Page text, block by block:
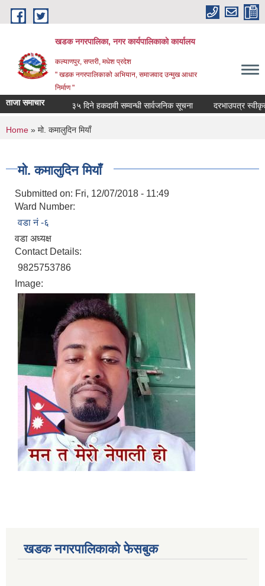
Skip to main content
खडक नगरपालिका, नगर कार्यपालिकाकाे कार्यालय
कल्याणपुर, सप्तरी, मधेश प्रदेश
" खडक नगरपालिकाको अभियान, समाजवाद उन्मुख आधार
निर्माण "
ताजा समाचार ३५ दिने हकदावी सम्वन्धी सार्वजनिक सूचना दरभाउपत्र स्वीकृत
You are here
Home » मो. कमालुदिन मियाँ
मो. कमालुदिन मियाँ
Submitted on: Fri, 12/07/2018 - 11:49
Ward Number:
वडा नं -६
वडा अध्यक्ष
Contact Details:
9825753786
Image:
खडक नगरपालिकाको फेसबुक